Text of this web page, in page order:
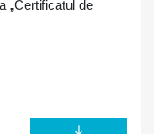
„Certificatul de